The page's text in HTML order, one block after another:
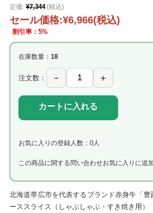
定価: ¥7,344 (税込)
セール価格:¥6,966(税込)
割引率：5%
在庫数量： 18
注文数：
カートに入れる
お気に入りの登録人数：0人
この商品に関する問い合わせお気に入りに追
北海道帯広市を代表するブランド赤身牛「豊
ーススライス（しゃぶしゃぶ・すき焼き用）